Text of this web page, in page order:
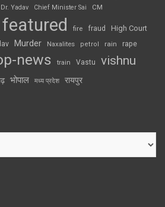
Yadav Chief Minister Sai CM
featured fire fraud High Court
Murder Naxalites petrol rain rape
news train Vastu vishnu
भोपाल मध्य प्रदेश रायपुर